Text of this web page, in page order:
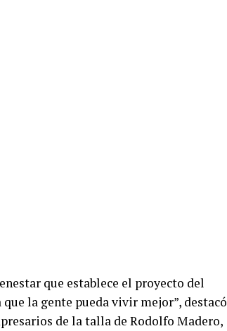
que establece el proyecto del
la gente pueda vivir mejor”, destacó
de la talla de Rodolfo Madero,